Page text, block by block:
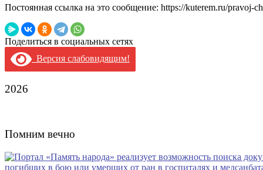
Постоянная ссылка на это сообщение: https://kuterem.ru/pravoj-
Поделиться в социальных сетях
Версия слабовидящим!
2026
Помним вечно